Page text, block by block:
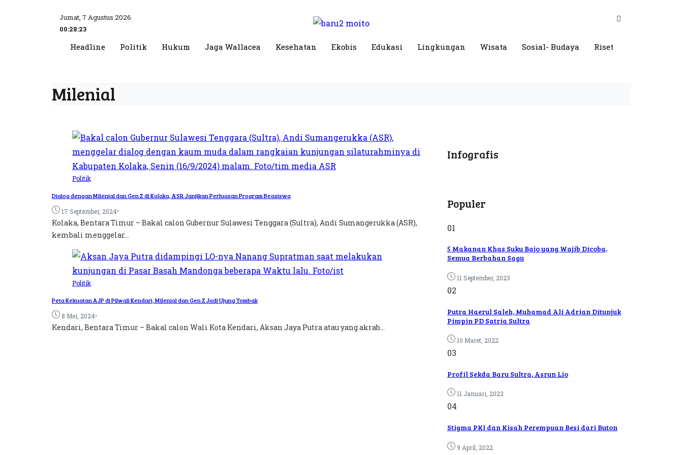
Jumat, 7 Agustus 2026
00:28:24
Headline Politik Hukum Jaga Wallacea Kesehatan Ekobis Edukasi Lingkungan Wisata Sosial- Budaya Riset
Milenial
Politik
Dialog dengan Milenial dan Gen Z di Kolaka, ASR Janjikan Perluasan Program Beasiswa
17 September, 2024•
Kolaka, Bentara Timur – Bakal calon Gubernur Sulawesi Tenggara (Sultra), Andi Sumangerukka (ASR),
kembali menggelar...
Politik
Peta Kekuatan AJP di Pilwali Kendari, Milenial dan Gen Z Jadi Ujung Tombak
8 Mei, 2024•
Kendari, Bentara Timur – Bakal calon Wali Kota Kendari, Aksan Jaya Putra atau yang akrab...
Infografis
Populer
01
5 Makanan Khas Suku Bajo yang Wajib Dicoba,
Semua Berbahan Sagu
11 September, 2023
02
Putra Haerul Saleh, Muhamad Ali Adrian Ditunjuk
Pimpin PD Satria Sultra
10 Maret, 2022
03
Profil Sekda Baru Sultra, Asrun Lio
11 Januari, 2023
04
Stigma PKI dan Kisah Perempuan Besi dari Buton
9 April, 2022